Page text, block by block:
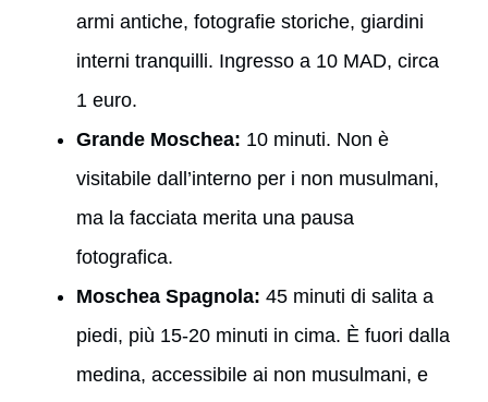
armi antiche, fotografie storiche, giardini
interni tranquilli. Ingresso a 10 MAD, circa
1 euro.
Grande Moschea: 10 minuti. Non è
visitabile dall’interno per i non musulmani,
ma la facciata merita una pausa
fotografica.
Moschea Spagnola: 45 minuti di salita a
piedi, più 15-20 minuti in cima. È fuori dalla
medina, accessibile ai non musulmani, e